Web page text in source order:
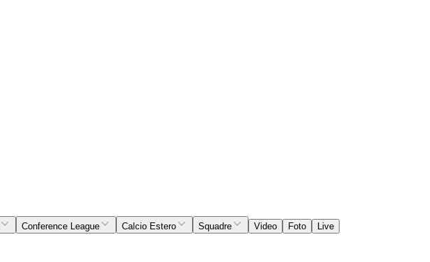
Conference League Calcio Estero Squadre Video Foto
Live